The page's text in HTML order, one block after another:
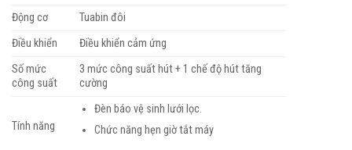
Động cơ
Tuabin đôi
Điều khiển
Điều khiển cảm ứng
Số mức
công suất
3 mức công suất hút + 1 chế độ hút tăng
cường
Tính năng
Đèn báo vệ sinh lưới lọc.
Chức năng hẹn giờ tắt máy